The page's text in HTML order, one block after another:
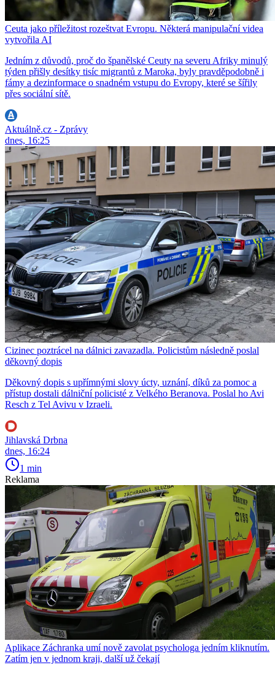
Ceuta jako příležitost rozeštvat Evropu. Některá manipulační videa
vytvořila AI
Jedním z důvodů, proč do španělské Ceuty na severu Afriky minulý
týden přišly desítky tisíc migrantů z Maroka, byly pravděpodobně i
fámy a dezinformace o snadném vstupu do Evropy, které se šířily
přes sociální sítě.
Aktuálně.cz - Zprávy
dnes, 16:25
Cizinec poztrácel na dálnici zavazadla. Policistům následně poslal
děkovný dopis
Děkovný dopis s upřímnými slovy úcty, uznání, díků za pomoc a
přístup dostali dálniční policisté z Velkého Beranova. Poslal ho Avi
Resch z Tel Avivu v Izraeli.
Jihlavská Drbna
dnes, 16:24
1 min
Reklama
Aplikace Záchranka umí nově zavolat psychologa jedním kliknutím.
Zatím jen v jednom kraji, další už čekají